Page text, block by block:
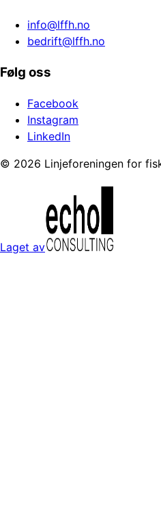
info@lffh.no
bedrift@lffh.no
Følg oss
Facebook
Instagram
LinkedIn
© 2026 Linjeforeningen for
Laget av